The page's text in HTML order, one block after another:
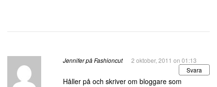
Jennifer på Fashioncut
2 oktober, 2011 on 01:13
Svara
Håller på och skriver om bloggare som